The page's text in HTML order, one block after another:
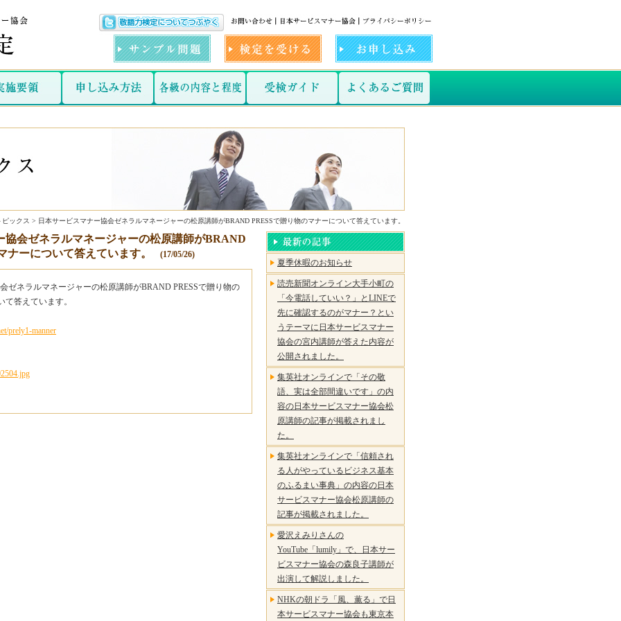
ピックス > 日本サービスマナー協会ゼネラルマネージャーの松原講師がBRAND PRESSで贈り物のマナーについて答えています。
協会ゼネラルマネージャーの松原講師がBRAND
ナーについて答えています。
(17/05/26)
ゼネラルマネージャーの松原講師がBRAND PRESSで贈り物の
て答えています。
prely1-manner
夏季休暇のお知らせ
読売新聞オンライン大手小町の
「今電話していい？」とLINEで
先に確認するのがマナー？とい
うテーマに日本サービスマナー
協会の宮内講師が答えた内容が
公開されました。
集英社オンラインで「その敬
語、実は全部間違いです」の内
容の日本サービスマナー協会松
原講師の記事が掲載されまし
た。
集英社オンラインで「信頼され
る人がやっているビジネス基本
のふるまい事典」の内容の日本
サービスマナー協会松原講師の
記事が掲載されました。
愛沢えみりさんの
YouTube「lumily」で、日本サー
ビスマナー協会の森良子講師が
出演して解説しました。
NHKの朝ドラ「風、薫る」で日
本サービスマナー協会も東京本